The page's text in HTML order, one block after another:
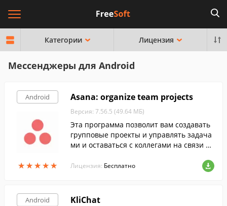
Категории Лицензия
Мессенджеры для Android
Android
★★★★★
★★★★★
Asana: organize team projects
Версия: 7.56.5 (49.64 МБ)
Эта программа позволит вам создавать
групповые проекты и управлять задача
ми и оставаться с коллегами на связи в
Лицензия: Бесплатно
Android KliChat